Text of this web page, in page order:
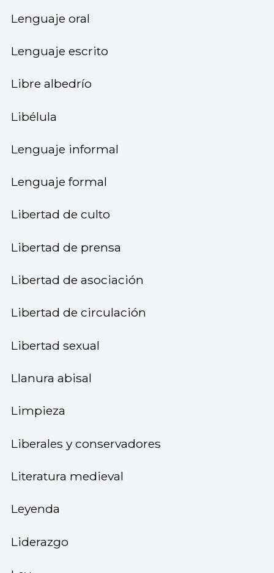
Lenguaje oral
Lenguaje escrito
Libre albedrío
Libélula
Lenguaje informal
Lenguaje formal
Libertad de culto
Libertad de prensa
Libertad de asociación
Libertad de circulación
Libertad sexual
Llanura abisal
Limpieza
Liberales y conservadores
Literatura medieval
Leyenda
Liderazgo